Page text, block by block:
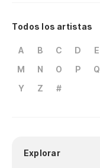
Todos los artistas
A B C D E
M
N O P Q
Y
Z #
Explorar